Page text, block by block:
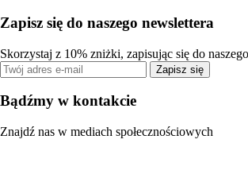
Zapisz się do naszego newslettera
Skorzystaj z 10% zniżki, zapisując się do
Zapisz się
Bądźmy w kontakcie
Znajdź nas w mediach społecznościowych